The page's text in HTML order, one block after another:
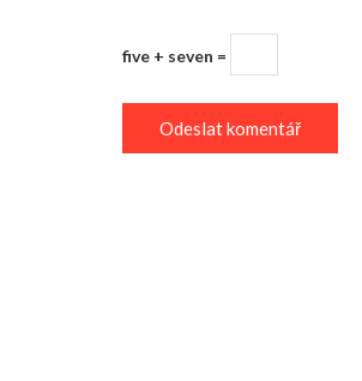
five + seven =